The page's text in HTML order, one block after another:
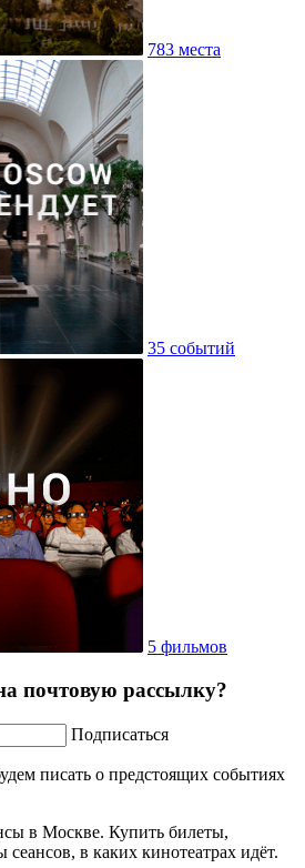
783 места
35 событий
5 фильмов
почтовую рассылку?
Подписаться
писать о предстоящих событиях
в Москве. Купить билеты,
сеансов, в каких кинотеатрах идёт.